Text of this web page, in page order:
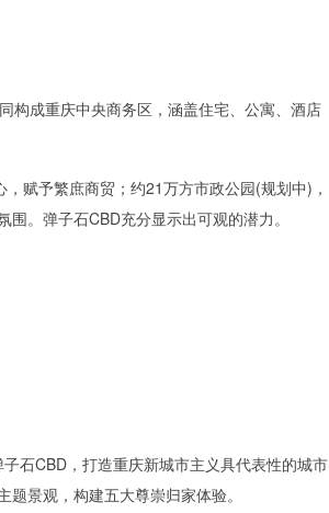
构成重庆中央商务区，涵盖住宅、公寓、酒店
赋予繁庶商贸；约21万方市政公园(规划中)，
。弹子石CBD充分显示出可观的潜力。
石CBD，打造重庆新城市主义具代表性的城市
景观，构建五大尊崇归家体验。